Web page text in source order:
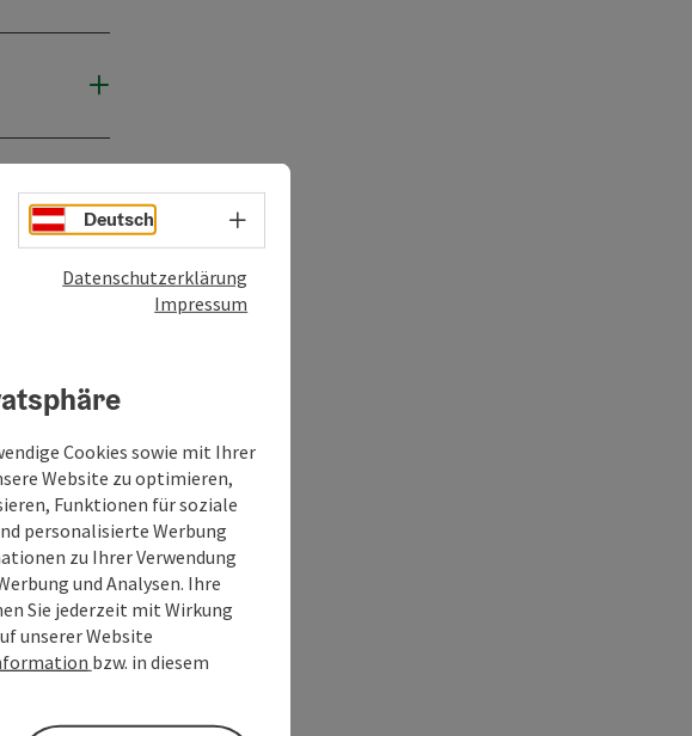
In der Nähe
Deutsch Sprachwahl - Menü öffnen
Datenschutzerklärung
Impressum
Cookies sowie mit Ihrer
Website zu optimieren,
Funktionen für soziale
personalisierte Werbung
zu Ihrer Verwendung
und Analysen. Ihre
Sie jederzeit mit Wirkung
unserer Website
bzw. in diesem